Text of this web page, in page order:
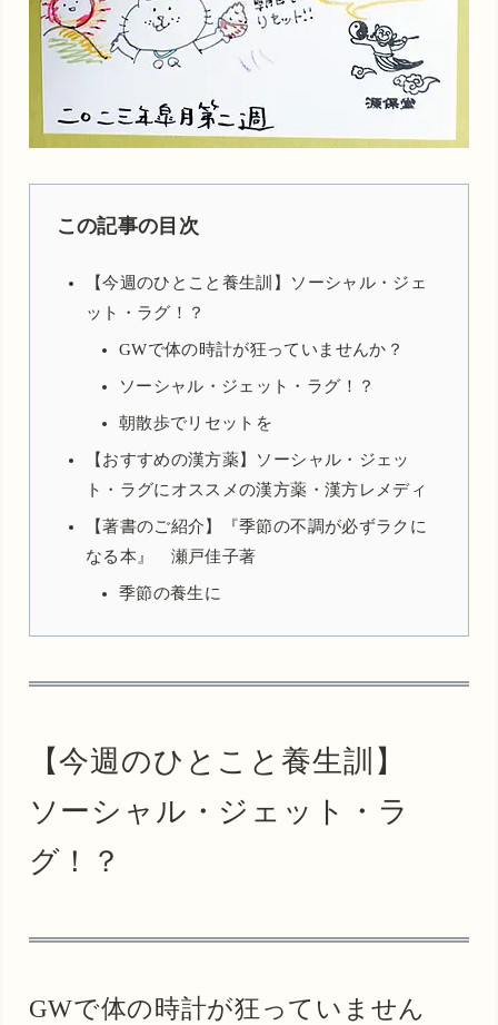
この記事の目次
【今週のひとこと養生訓】ソーシャル・ジェ
ット・ラグ！？
GWで体の時計が狂っていませんか？
ソーシャル・ジェット・ラグ！？
朝散歩でリセットを
【おすすめの漢方薬】ソーシャル・ジェッ
ト・ラグにオススメの漢方薬・漢方レメディ
【著書のご紹介】『季節の不調が必ずラクに
なる本』 瀬戸佳子著
季節の養生に
【今週のひとこと養生訓】
ソーシャル・ジェット・ラ
グ！？
GWで体の時計が狂っていません